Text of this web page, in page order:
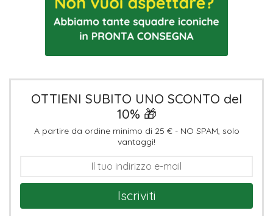
OTTIENI SUBITO UNO SCONTO del
10% 🎁
A partire da ordine minimo di 25 € - NO SPAM, solo
vantaggi!
Iscriviti